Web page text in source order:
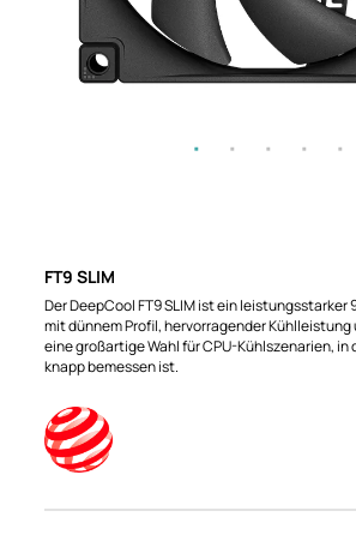
FT9 SLIM
Der DeepCool FT9 SLIM ist ein
mit dünnem Profil, hervorragender Kühlleistung
eine großartige Wahl für CPU-Kühlszenarien, in
knapp bemessen ist.